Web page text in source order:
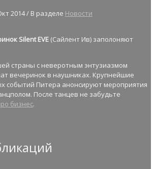
2014/ В разделе Новости
Silent EVE (Сайлент Ив) заполоняют
страны с неверотным энтузиазмом
вечеринок в наушниках. Крупнейшие
событий Питера анонсируют мероприятия
После танцев не забудьте
бизнес.